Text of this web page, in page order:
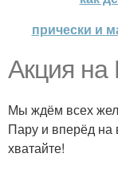
прически и
Акция на
Мы ждём всех
Пару и вперёд на
хватайте!